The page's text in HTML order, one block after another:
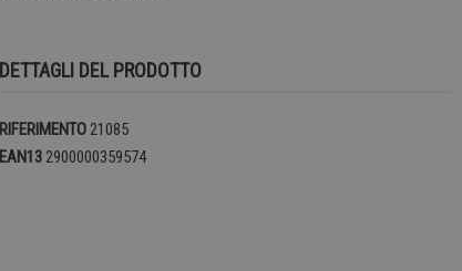
DETTAGLI DEL PRODOTTO
RIFERIMENTO21085
EAN132900000359574